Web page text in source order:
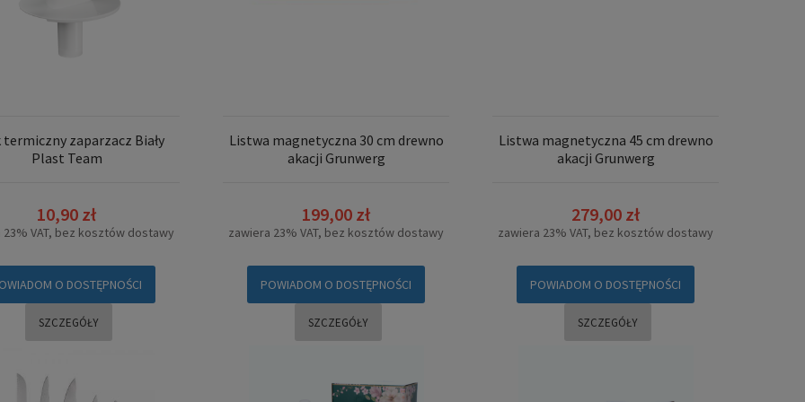
termiczny zaparzacz Biały
Plast Team
10,90 zł
23% VAT, bez kosztów dostawy
O DOSTĘPNOŚCI
SZCZEGÓŁY
Listwa magnetyczna 30 cm drewno
akacji Grunwerg
199,00 zł
zawiera 23% VAT, bez kosztów dostawy
POWIADOM O DOSTĘPNOŚCI
SZCZEGÓŁY
Listwa magnetyczna 45 cm drewno
akacji Grunwerg
279,00 zł
zawiera 23% VAT, bez kosztów dostawy
POWIADOM O DOSTĘPNOŚCI
SZCZEGÓŁY